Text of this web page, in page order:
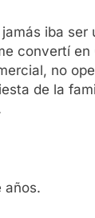
iba ser
convertí
no
de la
años.